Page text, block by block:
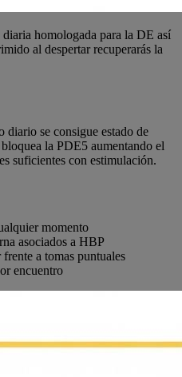
homologada para la DE así
al despertar recuperarás la
diario se consigue estado de
la PDE5 aumentando el
suficientes con estimulación.
momento
asociados a HBP
a tomas puntuales
encuentro